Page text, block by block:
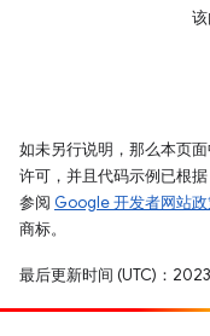
如未另行说明，那么本页
许可，并且代码示例已根据
参阅 Google 开发者网站
商标。
最后更新时间 (UTC)：